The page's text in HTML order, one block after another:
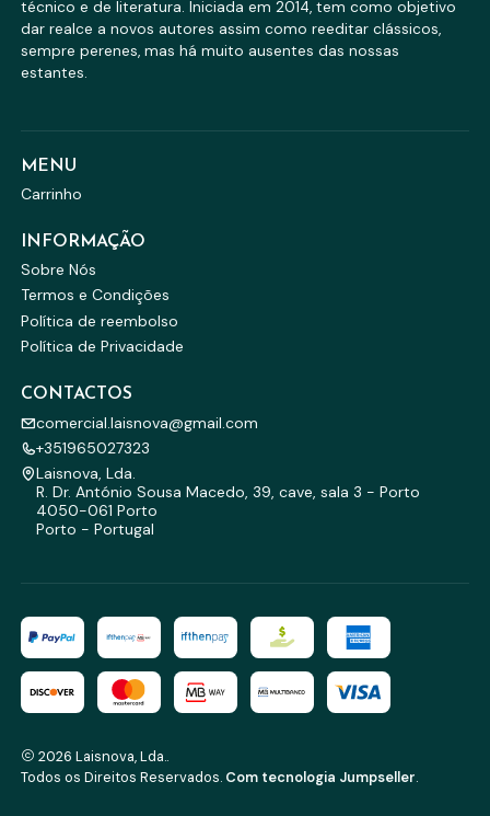
técnico e de literatura. Iniciada em 2014, tem como objetivo
dar realce a novos autores assim como reeditar clássicos,
sempre perenes, mas há muito ausentes das nossas
estantes.
MENU
Carrinho
INFORMAÇÃO
Sobre Nós
Termos e Condições
Política de reembolso
Política de Privacidade
CONTACTOS
comercial.laisnova@gmail.com
+351965027323
Laisnova, Lda.
R. Dr. António Sousa Macedo, 39, cave, sala 3 - Porto
4050-061 Porto
Porto - Portugal
2026 Laisnova, Lda..
Todos os Direitos Reservados. Com tecnologia Jumpseller.